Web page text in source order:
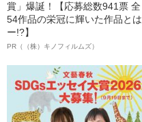
賞」爆誕！【応募総数941票 全
54作品の栄冠に輝いた作品とは
ー!?】
PR（（株）キノフィルムズ）